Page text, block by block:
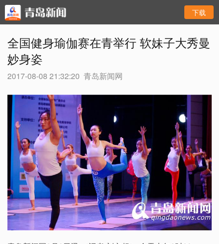
下载
全国健身瑜伽赛在青举行 软妹子大秀曼
妙身姿
2017-08-08 21:32:20 青岛新闻网